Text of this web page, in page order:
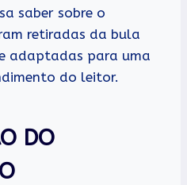
saber sobre o
retiradas da bula
adaptadas para uma
do leitor.
DO